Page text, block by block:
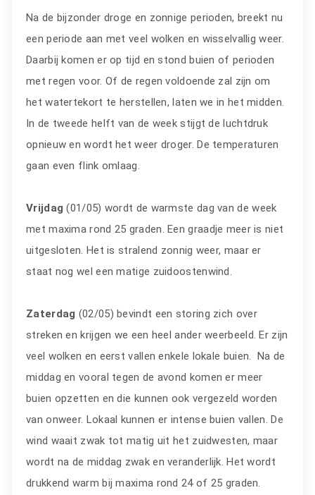
Na de bijzonder droge en zonnige perioden, breekt nu
een periode aan met veel wolken en wisselvallig weer.
Daarbij komen er op tijd en stond buien of perioden
met regen voor. Of de regen voldoende zal zijn om
het watertekort te herstellen, laten we in het midden.
In de tweede helft van de week stijgt de luchtdruk
opnieuw en wordt het weer droger. De temperaturen
gaan even flink omlaag.
Vrijdag(01/05) wordt de warmste dag van de week
met maxima rond 25 graden. Een graadje meer is niet
uitgesloten. Het is stralend zonnig weer, maar er
staat nog wel een matige zuidoostenwind.
Zaterdag (02/05) bevindt een storing zich over
streken en krijgen we een heel ander weerbeeld. Er zijn
veel wolken en eerst vallen enkele lokale buien. Na de
middag en vooral tegen de avond komen er meer
buien opzetten en die kunnen ook vergezeld worden
van onweer. Lokaal kunnen er intense buien vallen. De
wind waait zwak tot matig uit het zuidwesten, maar
wordt na de middag zwak en veranderlijk. Het wordt
drukkend warm bij maxima rond 24 of 25 graden.